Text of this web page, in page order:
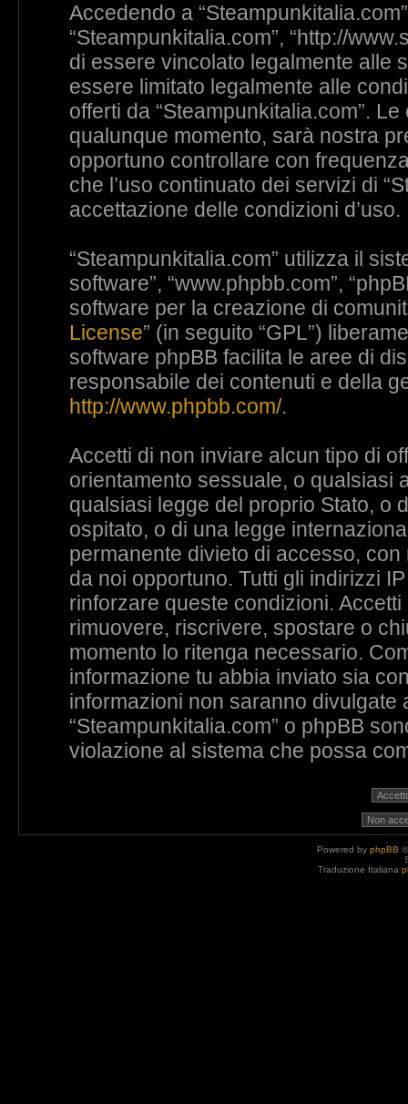
Accedendo a
“Steampunkitalia.com”, “http://
di essere vincolato legalmente alle
essere limitato legalmente alle
offerti da “Steampunkitalia.com”.
qualunque momento, sarà nostra
opportuno controllare con
che l’uso continuato dei servizi di
accettazione delle condizioni d’uso.
“Steampunkitalia.com” utilizza il
software”, “www.phpbb.com”,
software per la creazione di
License” (in seguito “GPL”)
software phpBB facilita le aree di
responsabile dei contenuti e della
http://www.phpbb.com/.
Accetti di non inviare alcun tipo di
orientamento sessuale, o qualsiasi
qualsiasi legge del proprio Stato, o
ospitato, o di una legge
permanente divieto di accesso,
da noi opportuno. Tutti gli indirizzi
rinforzare queste condizioni.
rimuovere, riscrivere, spostare o
momento lo ritenga necessario.
informazione tu abbia inviato sia
informazioni non saranno
“Steampunkitalia.com” o phpBB
violazione al sistema che possa
Powered by phpBB
Traduzione Italiana